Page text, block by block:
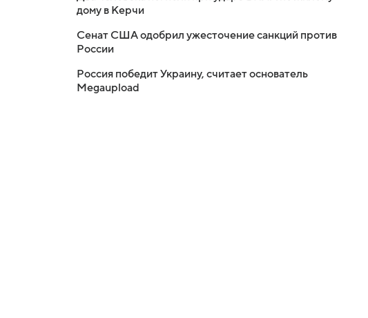
дому в Керчи
Сенат США одобрил ужесточение санкций против
России
Россия победит Украину, считает основатель
Megaupload